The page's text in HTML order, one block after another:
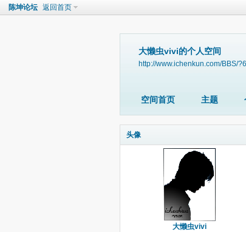
陈坤论坛 返回首页
大懒虫vivi的个人空间
http://www.ichenkun.com/BBS/
空间首页 主题
头像
大懒虫vivi